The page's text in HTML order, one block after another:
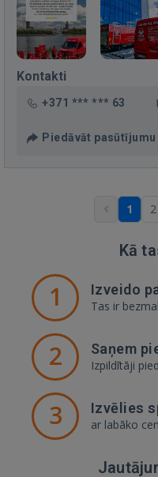
Kontakti
+371 *** *** 63
Piedāvāt pasūtījumu
1 2
Kā
1 Izveido
Tas ir
2 Saņem
Izpildītāji
3 Izvēlies
ar labāko